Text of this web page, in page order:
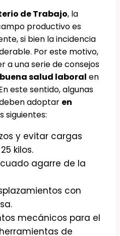
de Trabajo, la
productivo es
si bien la incidencia
Por este motivo,
a una serie de consejos
salud laboral en
este sentido, algunas
adoptar en
siguientes:
y evitar cargas
kilos.
agarre de la
con
mecánicos para el
de